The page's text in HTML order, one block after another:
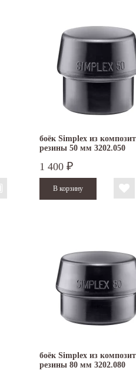
боёк Simplex из
резины 50 мм 3202.050
1 400 ₽
боёк Simplex из
резины 80 мм 3202.080